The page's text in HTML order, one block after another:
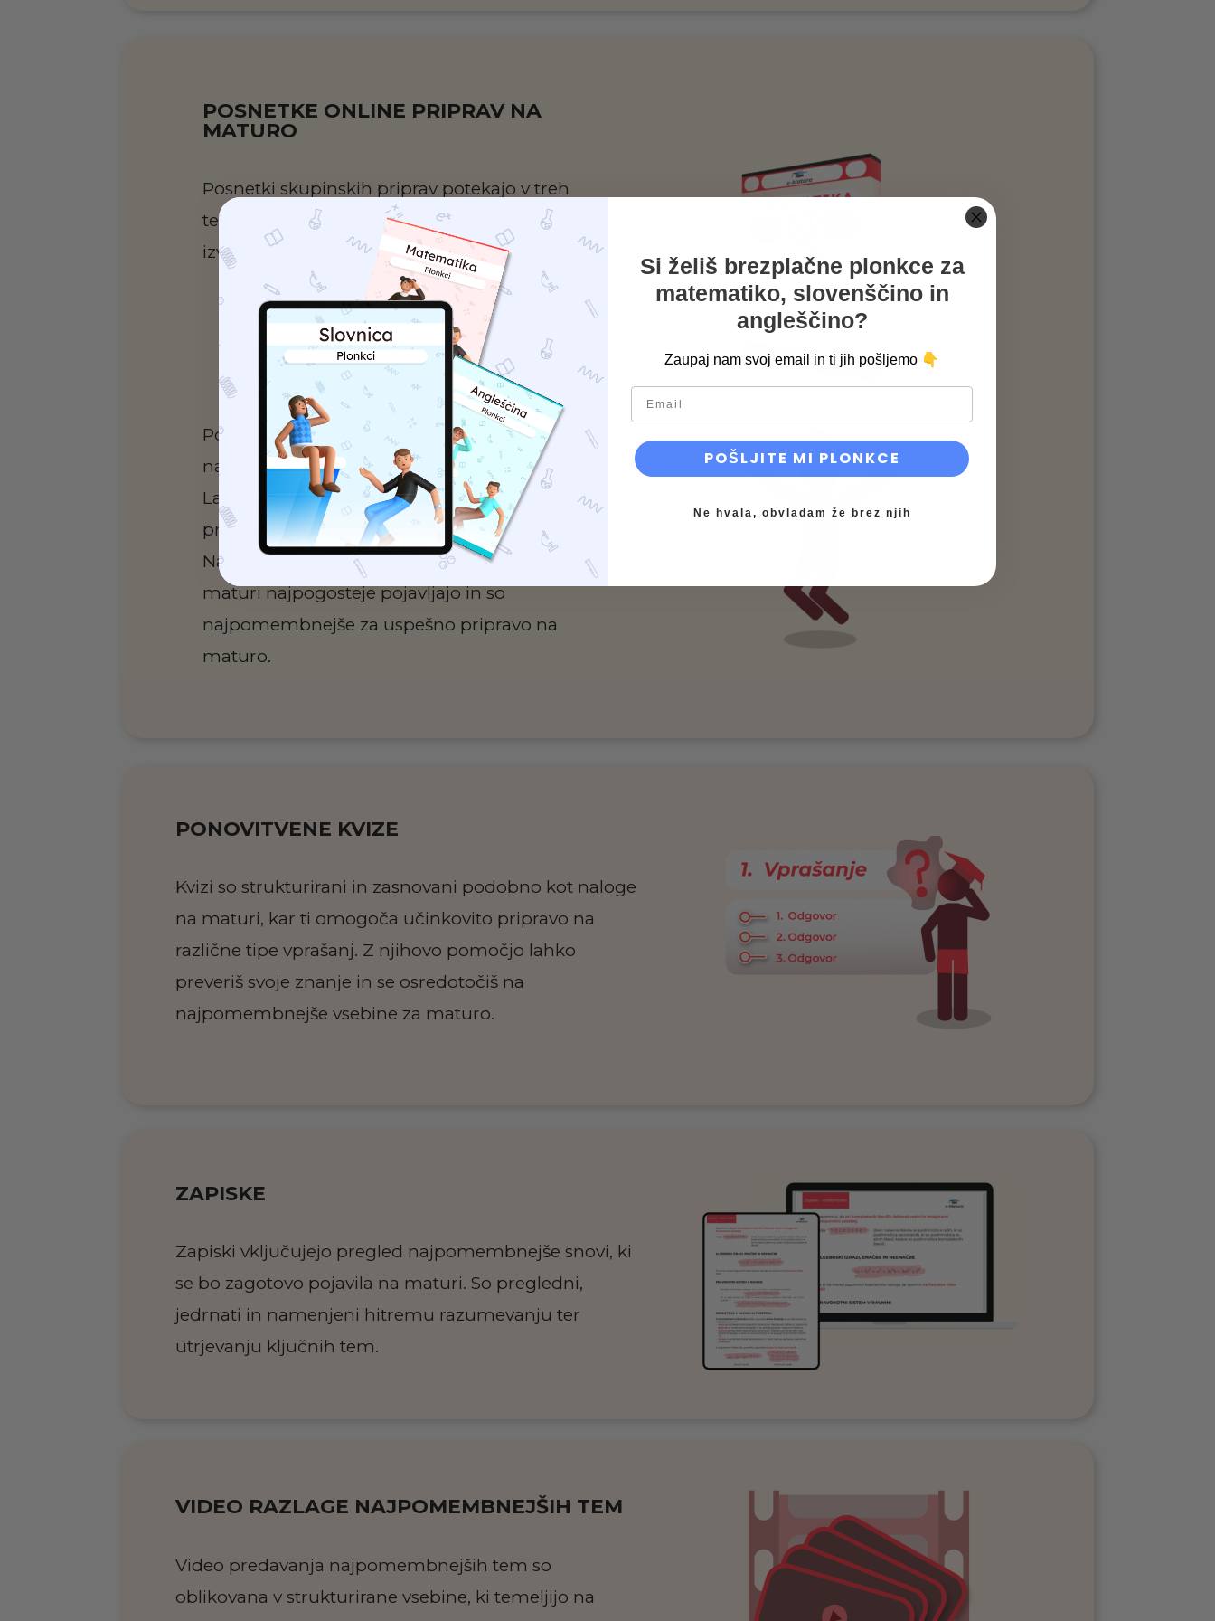
POSNETKE ONLINE PRIPRAV NA
MATURO
Posnetki skupinskih priprav potekajo v treh
terminih, vsak traja dve uri. Priprave se v živo
izvajajo:
06.05.2026
13.05.2026
20.05.2026
Posnetki bodo na platformo objavljeni
najkasneje tri dni po izvedbi priprav v živo.
Lahko si jih boš ogledal/-a in ponovno
pregledal/-a povzetke glavnih tem za maturo.
Na
pripravah se obravnava vsebine, ki se na
maturi najpogosteje pojavljajo in so
najpomembnejše za uspešno pripravo na
maturo.
PONOVITVENE KVIZE
Kvizi so strukturirani in zasnovani podobno kot naloge
na maturi, kar ti omogoča učinkovito pripravo na
različne tipe vprašanj. Z njihovo pomočjo lahko
preveriš svoje znanje in se osredotočiš na
najpomembnejše vsebine za maturo.
ZAPISKE
Zapiski vključujejo pregled najpomembnejše snovi, ki
se bo zagotovo pojavila na maturi. So pregledni,
jedrnati in namenjeni hitremu razumevanju ter
utrjevanju ključnih tem.
VIDEO RAZLAGE NAJPOMEMBNEJŠIH TEM
Video predavanja najpomembnejših tem so
oblikovana v strukturirane vsebine, ki temeljijo na
Si želiš brezplačne plonkce za
matematiko, slovenščino in
angleščino?
Zaupaj nam svoj email in ti jih pošljemo 👇
email
POŠLJITE MI PLONKCE
Ne hvala, obvladam že brez njih